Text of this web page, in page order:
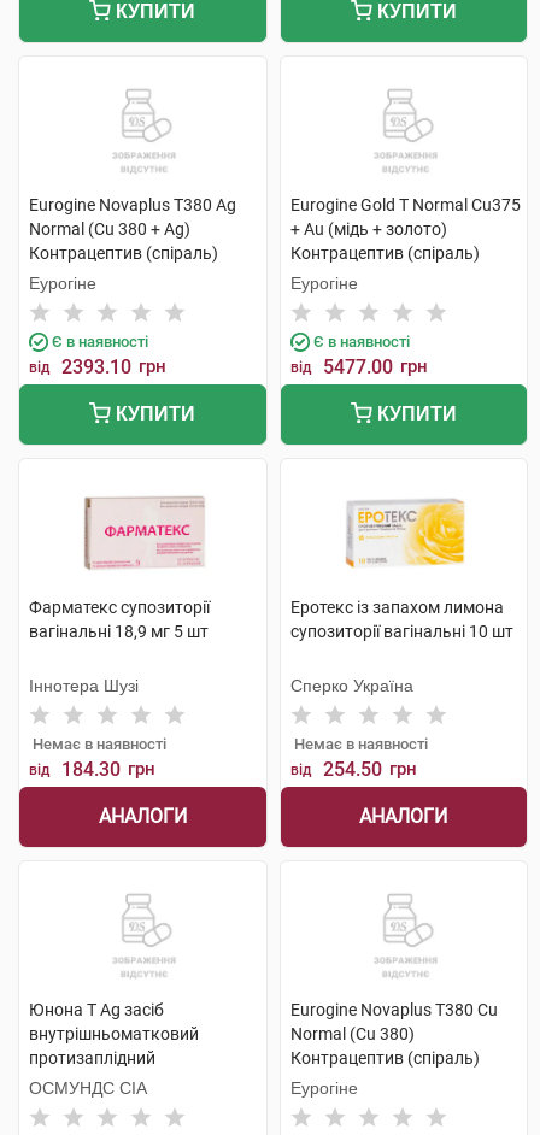
КУПИТИ КУПИТИ
Eurogine Novaplus T380 Ag
Normal (Cu 380 + Ag)
Контрацептив (спіраль)
внутрішньоматковий 1 шт
Еурогіне
Є в наявності
від 2393.10 грн
КУПИТИ
Eurogine Gold T Normal Cu375
+ Au (мідь + золото)
Контрацептив (спіраль)
внутрішньоматковий 1 шт
Еурогіне
Є в наявності
від 5477.00 грн
КУПИТИ
Фарматекс супозиторії
вагінальні 18,9 мг 5 шт
Іннотера Шузі
Немає в наявності
від 184.30 грн
АНАЛОГИ
Еротекс із запахом лимона
супозиторії вагінальні 10 шт
Сперко Україна
Немає в наявності
від 254.50 грн
АНАЛОГИ
Юнона Т Ag засіб
внутрішньоматковий
протизаплідний
одноразового використання
1 шт
ОСМУНДС СІА
Eurogine Novaplus T380 Cu
Normal (Cu 380)
Контрацептив (спіраль)
внутрішньоматковий 1 шт
Еурогіне